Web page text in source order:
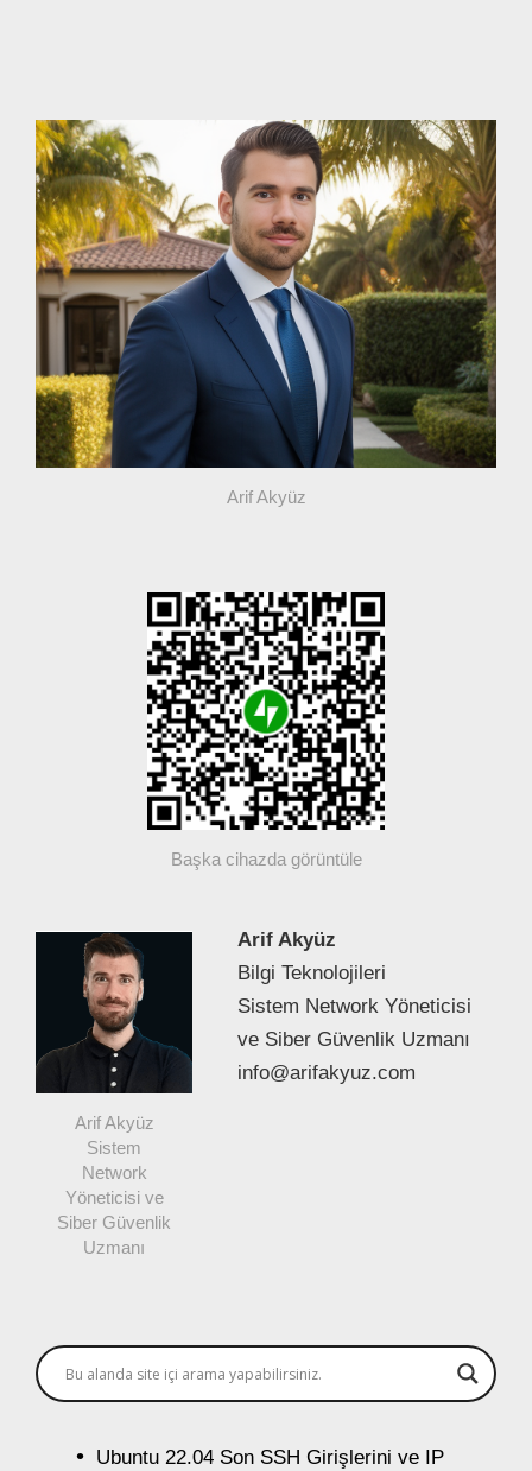
Arif Akyüz
Başka cihazda görüntüle
Arif Akyüz
Sistem
Network
Yöneticisi ve
Siber Güvenlik
Uzmanı
Arif Akyüz
Bilgi Teknolojileri
Sistem Network Yöneticisi
ve Siber Güvenlik Uzmanı
info@arifakyuz.com
Ubuntu 22.04 Son SSH Girişlerini ve IP